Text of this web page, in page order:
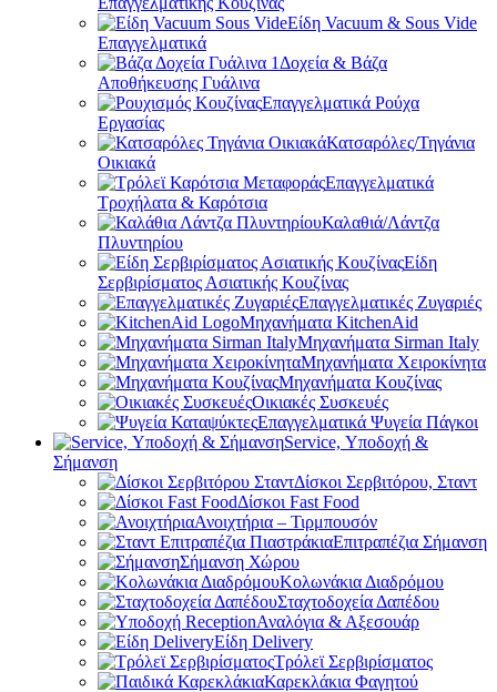
Είδη Vacuum & Sous Vide
Επαγγελματικά
Δοχεία & Βάζα
Αποθήκευσης Γυάλινα
Επαγγελματικά Ρούχα
Εργασίας
Κατσαρόλες/Τηγάνια
Οικιακά
Επαγγελματικά
Τροχήλατα & Καρότσια
Καλαθιά/Λάντζα
Πλυντηρίου
Είδη
Σερβιρίσματος Ασιατικής Κουζίνας
Επαγγελματικές Ζυγαριές
Μηχανήματα KitchenAid
Μηχανήματα Sirman Italy
Μηχανήματα Χειροκίνητα
Μηχανήματα Κουζίνας
Οικιακές Συσκευές
Επαγγελματικά Ψυγεία Πάγκοι
Service, Υποδοχή &
Σήμανση
Δίσκοι Σερβιτόρου, Σταντ
Δίσκοι Fast Food
Ανοιχτήρια – Τιρμπουσόν
Επιτραπέζια Σήμανση
Σήμανση Χώρου
Κολωνάκια Διαδρόμου
Σταχτοδοχεία Δαπέδου
Αναλόγια & Αξεσουάρ
Είδη Delivery
Τρόλεϊ Σερβιρίσματος
Καρεκλάκια Φαγητού